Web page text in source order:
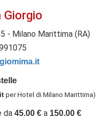
- Milano Marittima (RA)
per Hotel di Milano Marittima)
da 45.00 € a 150.00 €